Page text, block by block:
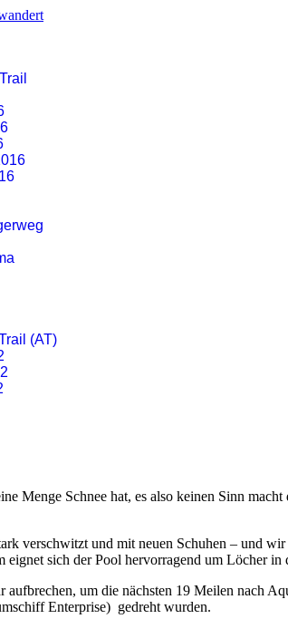
(AT)
Menge Schnee hat, es also keinen Sinn
verschwitzt und mit neuen Schuhen – und
eignet sich der Pool hervorragend um Löcher
um die nächsten 19 Meilen nach
Enterprise) gedreht wurden.